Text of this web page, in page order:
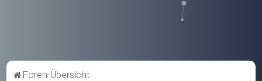
Foren-Übersicht